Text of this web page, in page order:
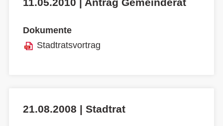
Dokumente
Stadtratsvortrag
21.08.2008 | Stadtrat